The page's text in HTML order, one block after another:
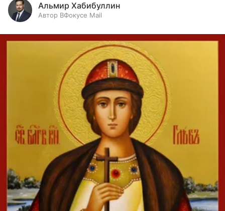
Альмир Хабибуллин
Автор ВФокусе Mail